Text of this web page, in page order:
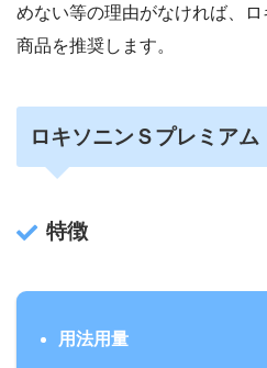
めない等の理由がなければ、
商品を推奨します。
ロキソニンＳプレミアム
特徴
用法用量